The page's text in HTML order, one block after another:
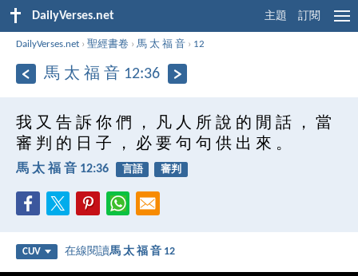
DailyVerses.net 主題 訂閱
DailyVerses.net ›聖經書卷 ›馬 太 福 音 › 12
馬 太 福 音 12:36
我 又 告 訴 你 們 ， 凡 人 所 說 的 閒 話 ， 當
審 判 的 日 子 ， 必 要 句 句 供 出 來 。
馬 太 福 音 12:36 言語 審判
CUV 在線閱讀馬 太 福 音 12